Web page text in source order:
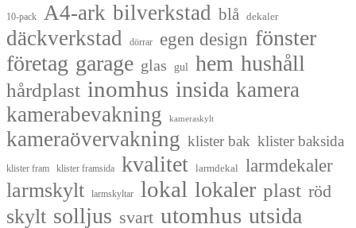
10-pack A4-ark bilverkstad blå dekaler
däckverkstad dörrar egen design fönster
företag garage glas gul hem hushåll
hårdplast inomhus insida kamera
kamerabevakning
kameraskylt
kameraövervakning klister bak klister baksida
klister fram klister framsida kvalitet larmdekal larmdekaler
larmskylt larmskyltar lokal lokaler plast röd
skylt solljus svart utomhus utsida